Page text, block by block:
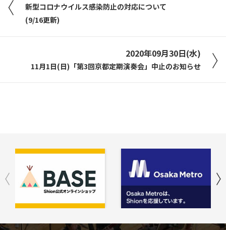
新型コロナウイルス感染防止の対応について
(9/16更新)
2020年09月30日(水)
11月1日(日)「第3回京都定期演奏会」中止のお知らせ